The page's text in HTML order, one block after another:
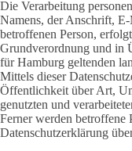
Die Verarbeitung
Namens, der Anschrift,
betroffenen Person,
Grundverordnung und in
für Hamburg geltenden
Mittels dieser
Öffentlichkeit über Art,
genutzten und
Ferner werden betroffene
Datenschutzerklärung